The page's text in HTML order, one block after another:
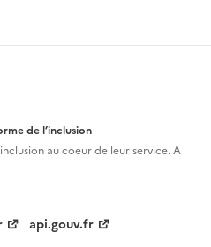
de l’inclusion
aucoeur de leur service. A
api.gouv.fr